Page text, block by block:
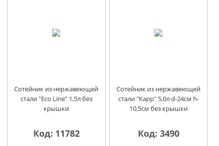
Сотейник из нержавеющей
стали "Eco Line" 1,5л без
крышки
Код: 11782
Сотейник из нержавеющей
стали "Kapp" 5,0л d-24см h-
10,5см без крышки
Код: 3490